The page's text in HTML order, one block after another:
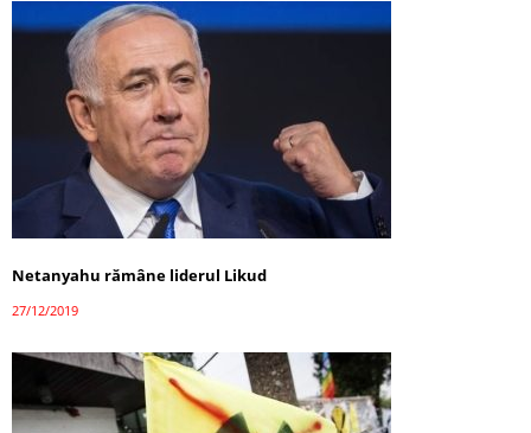
Netanyahu rămâne liderul Likud
27/12/2019